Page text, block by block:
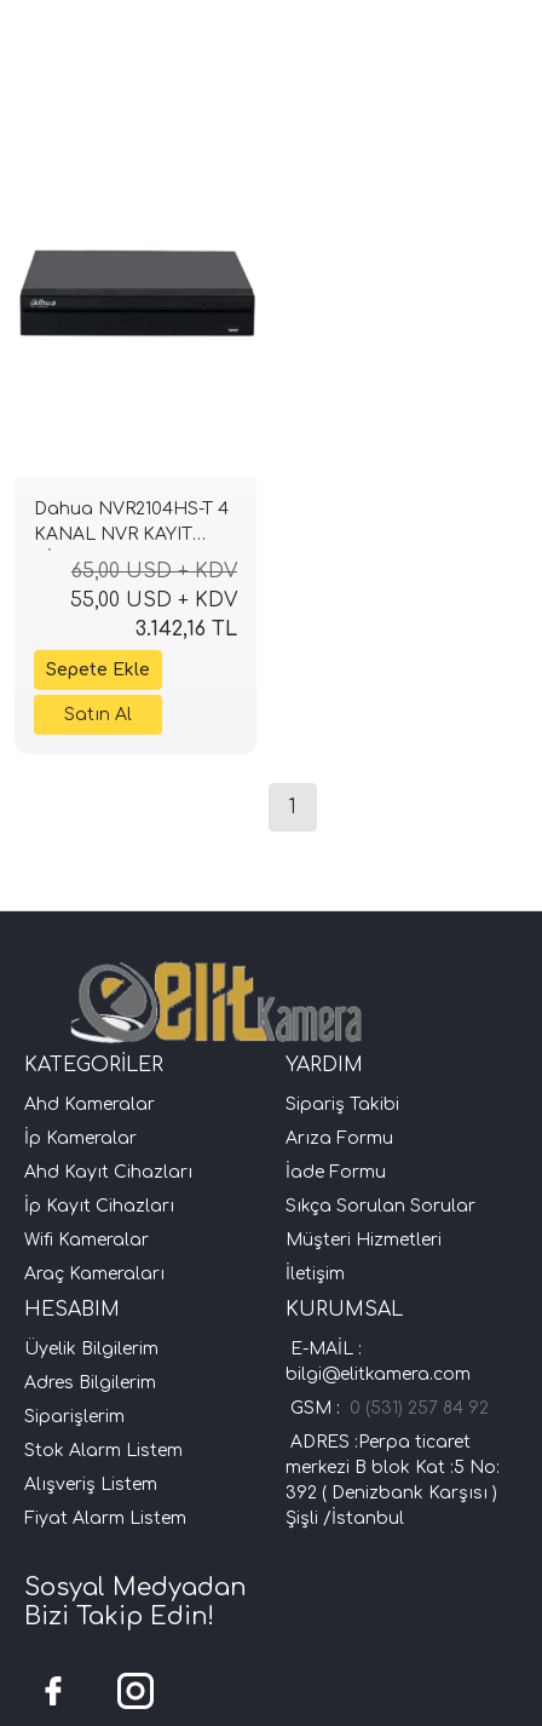
Dahua NVR2104HS-T 4
KANAL NVR KAYIT
CİHAZI
65,00 USD + KDV
55,00 USD + KDV
3.142,16 TL
1
KATEGORİLER
Ahd Kameralar
İp Kameralar
Ahd Kayıt Cihazları
İp Kayıt Cihazları
Wifi Kameralar
Araç Kameraları
YARDIM
Sipariş Takibi
Arıza Formu
İade Formu
Sıkça Sorulan Sorular
Müşteri Hizmetleri
İletişim
HESABIM
Üyelik Bilgilerim
Adres Bilgilerim
Siparişlerim
Stok Alarm Listem
Alışveriş Listem
Fiyat Alarm Listem
KURUMSAL
E-MAİL :
bilgi@elitkamera.com
GSM : 0 (531) 257 84 92
ADRES :Perpa ticaret
merkezi B blok Kat :5 No:
392 ( Denizbank Karşısı )
Şişli /İstanbul
Sosyal Medyadan
Bizi Takip Edin!